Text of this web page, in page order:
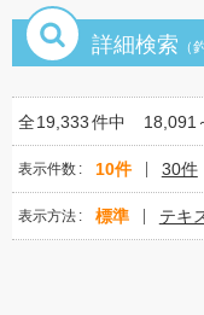
詳細検索 （
全19,333件中 18,091
表示件数 10件 30件
表示方法 標準 テキ